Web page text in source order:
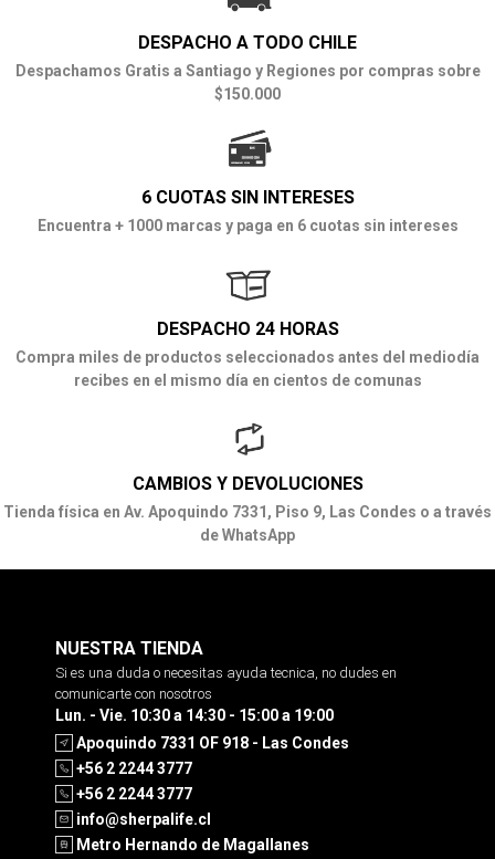
DESPACHO A TODO CHILE
Despachamos Gratis a Santiago y Regiones por compras sobre
$150.000
6 CUOTAS SIN INTERESES
Encuentra + 1000 marcas y paga en 6 cuotas sin intereses
DESPACHO 24 HORAS
Compra miles de productos seleccionados antes del mediodía
recibes en el mismo día en cientos de comunas
CAMBIOS Y DEVOLUCIONES
Tienda física en Av. Apoquindo 7331, Piso 9, Las Condes o a través
de WhatsApp
NUESTRA TIENDA
Si es una duda o necesitas ayuda tecnica, no dudes en
comunicarte con nosotros
Lun. - Vie. 10:30 a 14:30 - 15:00 a 19:00
Apoquindo 7331 OF 918 - Las Condes
+56 2 2244 3777
+56 2 2244 3777
info@sherpalife.cl
Metro Hernando de Magallanes